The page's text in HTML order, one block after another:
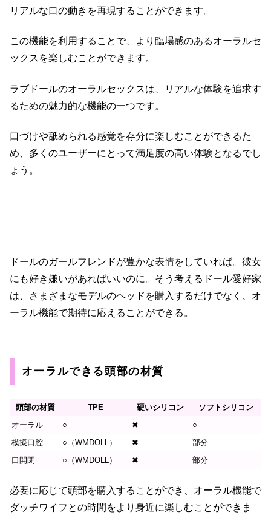
リアルな口の動きを再現することができます。
この機能を利用することで、より臨場感のあるオーラルセ
ックスを楽しむことができます。
ラブドールのオーラルセックスは、リアルな体験を追求す
るための魅力的な機能の一つです。
口づけや舐められる感覚を存分に楽しむことができるた
め、多くのユーザーにとって満足度の高い体験となるでし
ょう。
ドールのガールフレンドが豊かな表情をしていれば。彼女
にも好き嫌いがあればいいのに。そう考えるドール愛好家
は、さまざまなモデルのヘッドを購入するだけでなく、オ
ーラル機能で期待に応えることができる。
オーラルできる頭部の材質
頭部の材質 TPE 硬いシリコン
ソフトシリコン
オーラル
○ ✖
○
模擬口腔
○（WMDOLL） ✖
部分
口開閉
○（WMDOLL） ✖ 部分
必要に応じて頭部を購入することができ、オーラル機能で
ダッチワイフとの時間をより身近に楽しむことができま